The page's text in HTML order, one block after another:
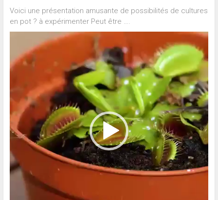
Voici une présentation amusante de possibilités de cultures
en pot ? à expérimenter Peut être ….